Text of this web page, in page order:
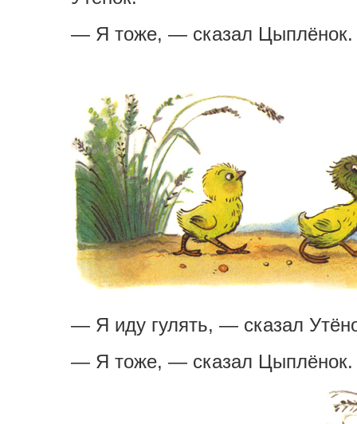
— Я тоже, — сказал Цыплёнок.
— Я иду гулять, — сказал
— Я тоже, — сказал Цыплёнок.